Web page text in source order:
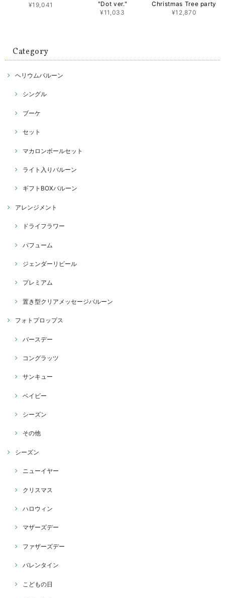
¥19,041
"Dot ver."
¥11,033
Christmas Tree party
¥12,870
Category
ヘリウムバルーン
シングル
ブーケ
セット
マカロンボールセット
ライト入りバルーン
ギフトBOXバルーン
アレンジメント
ドライフラワー
パフューム
ジェンダーリビール
プレミアム
置き型クリアメッセージバルーン
フォトプロップス
バースデー
コングラッツ
サンキュー
ベイビー
シーズン
その他
シーズン
ニューイヤー
クリスマス
ハロウィン
マザーズデー
ファザーズデー
バレンタイン
こどもの日